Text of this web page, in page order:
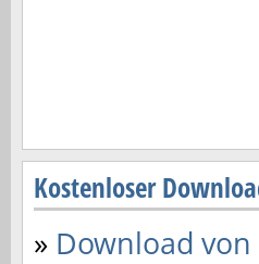
Kostenloser
» Download